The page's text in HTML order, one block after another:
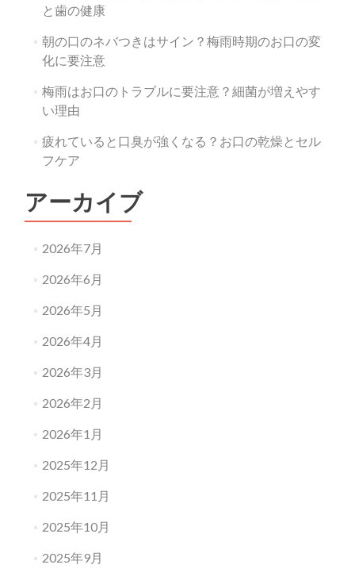
と歯の健康
朝の口のネバつきはサイン？梅雨時期のお口の変
化に要注意
梅雨はお口のトラブルに要注意？細菌が増えやす
い理由
疲れていると口臭が強くなる？お口の乾燥とセル
フケア
アーカイブ
2026年7月
2026年6月
2026年5月
2026年4月
2026年3月
2026年2月
2026年1月
2025年12月
2025年11月
2025年10月
2025年9月